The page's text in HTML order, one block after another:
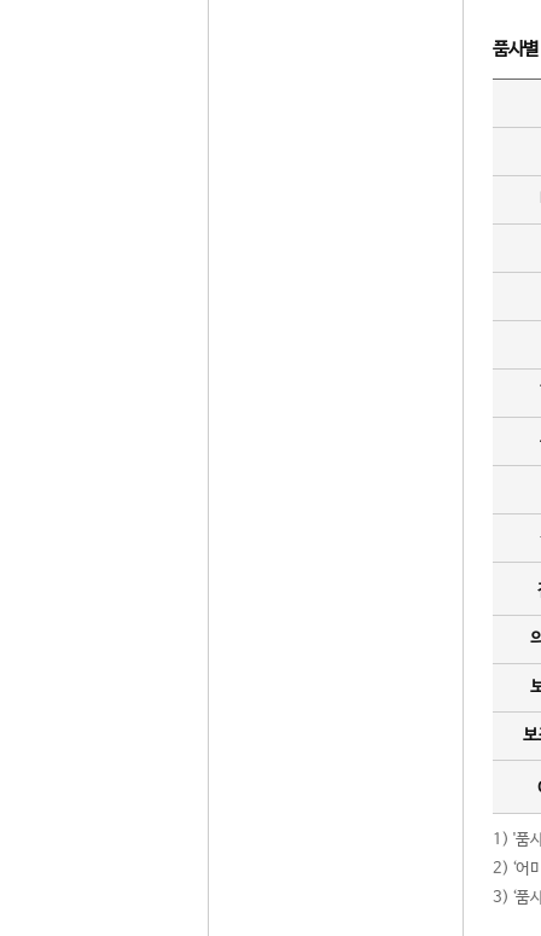
품사
보
1) '품
2) ‘어
3) ‘품